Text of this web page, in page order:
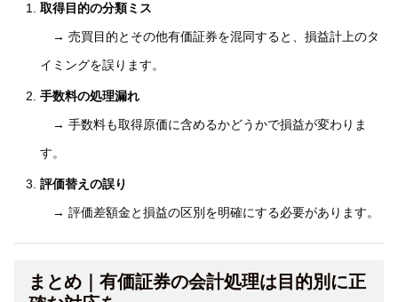
取得目的の分類ミス
→ 売買目的とその他有価証券を混同すると、損益計上のタ
イミングを誤ります。
手数料の処理漏れ
→ 手数料も取得原価に含めるかどうかで損益が変わりま
す。
評価替えの誤り
→ 評価差額金と損益の区別を明確にする必要があります。
まとめ｜有価証券の会計処理は目的別に正